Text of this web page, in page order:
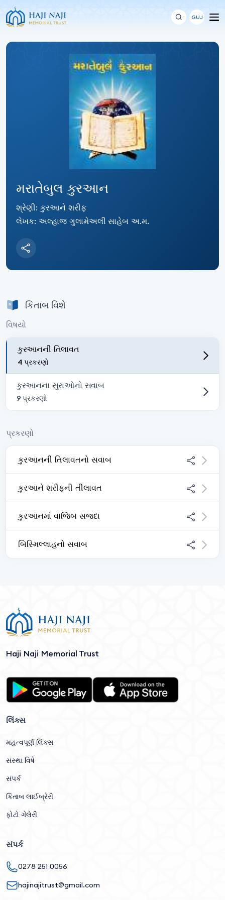
GUJ
મરાતેબુલ કુરઆન
શ્રેણી: કુરઆને શરીફ
લેખક: અલ્હાજ ગુલામેઅલી સાહેબ અ.મ.
કિતાબ વિશે
વિષયો
કુરઆનની તિલાવત
4 પ્રકરણો
કુરઆનના સુરાઓનો સવાબ
9 પ્રકરણો
પ્રકરણો
કુરઆનની તિલાવતનો સવાબ
કુરઆને શરીફની તીલાવત
કુરઆનમાં વાજિબ સજદા
બિસ્મિલ્લાહનો સવાબ
Haji Naji Memorial Trust
લિંક્સ
મહત્વપૂર્ણ લિંક્સ
સંસ્થા વિષે
સંપર્ક
કિતાબ લાઈબ્રેરી
ફોટો ગેલેરી
સંપર્ક
0278 251 0056
hajinajitrust@gmail.com